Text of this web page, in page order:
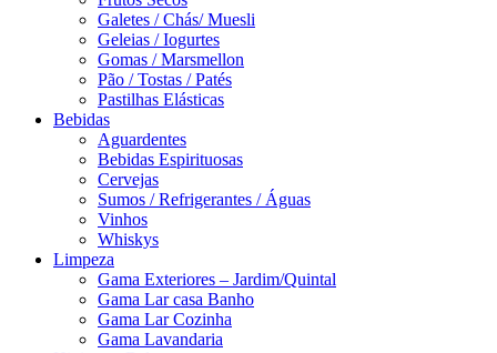
Galetes / Chás/ Muesli
Geleias / Iogurtes
Gomas / Marsmellon
Pão / Tostas / Patés
Pastilhas Elásticas
Bebidas
Aguardentes
Bebidas Espirituosas
Cervejas
Sumos / Refrigerantes / Águas
Vinhos
Whiskys
Limpeza
Gama Exteriores – Jardim/Quintal
Gama Lar casa Banho
Gama Lar Cozinha
Gama Lavandaria